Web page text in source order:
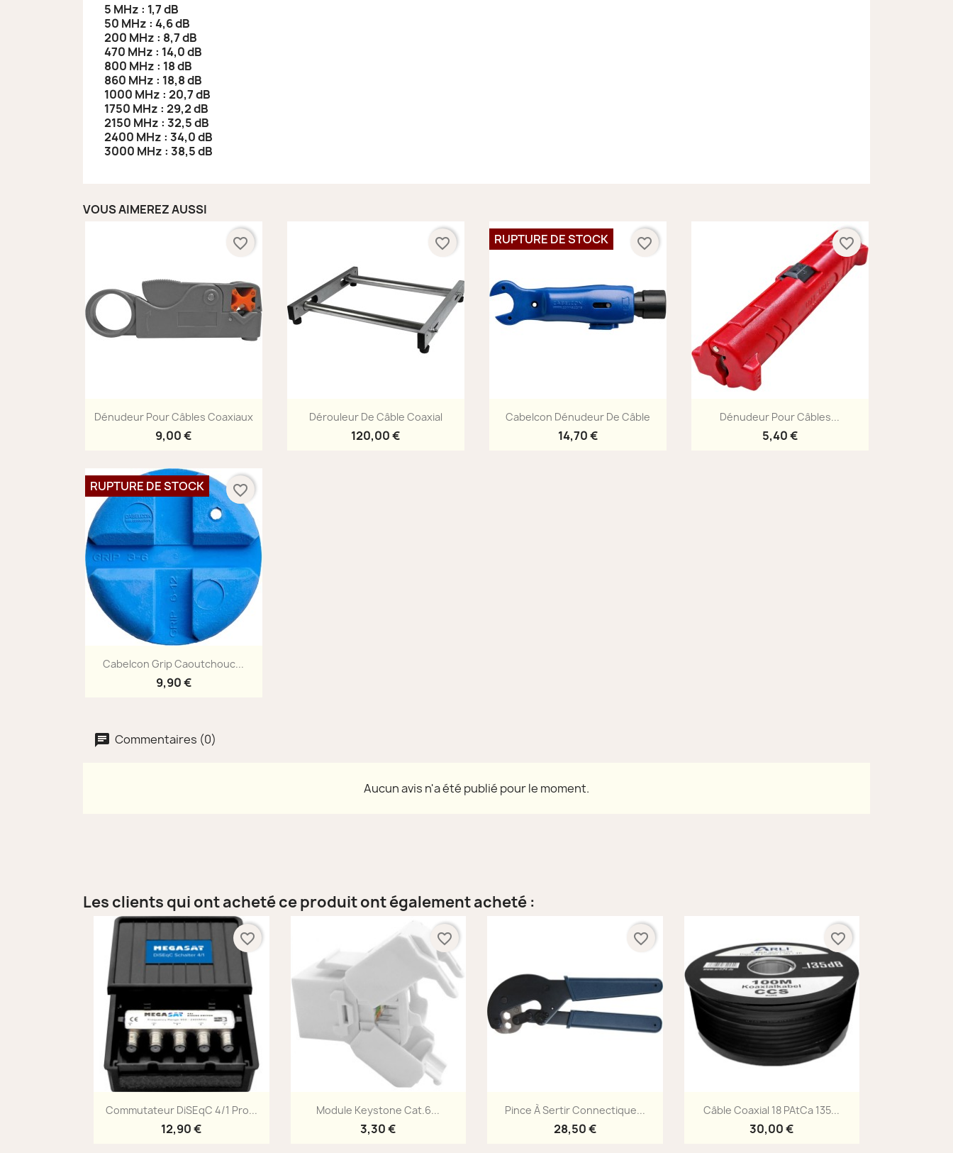
5 MHz : 1,7 dB
50 MHz : 4,6 dB
200 MHz : 8,7 dB
470 MHz : 14,0 dB
800 MHz : 18 dB
860 MHz : 18,8 dB
1000 MHz : 20,7 dB
1750 MHz : 29,2 dB
2150 MHz : 32,5 dB
2400 MHz : 34,0 dB
3000 MHz : 38,5 dB
VOUS AIMEREZ AUSSI
Aperçu rapide
Dénudeur Pour Câbles Coaxiaux
9,00 €
favorite_border
Aperçu rapide
Dérouleur De Câble Coaxial
120,00 €
favorite_border
Aperçu rapide
Cabelcon Dénudeur De Câble
14,70 €
RUPTURE DE STOCK favorite_border
Aperçu rapide
Dénudeur Pour Câbles...
5,40 €
favorite_border
Aperçu rapide
Cabelcon Grip Caoutchouc...
9,90 €
RUPTURE DE STOCK favorite_border
Commentaires (0)
Aucun avis n'a été publié pour le moment.
Les clients qui ont acheté ce produit ont également acheté :
Aperçu rapide
Commutateur DiSEqC 4/1 Pro...
12,90 €
favorite_border
Aperçu rapide
Module Keystone Cat.6...
3,30 €
favorite_border
Aperçu rapide
Pince À Sertir Connectique...
28,50 €
favorite_border
Aperçu rapide
Câble Coaxial 18 PAtCa 135...
30,00 €
favorite_border